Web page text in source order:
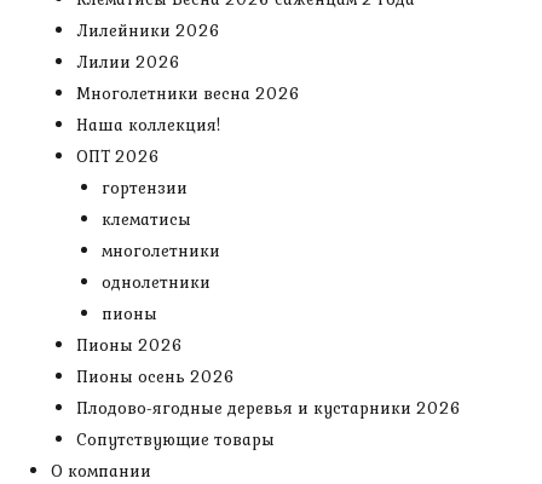
Лилейники 2026
Лилии 2026
Многолетники весна 2026
Наша коллекция!
ОПТ 2026
гортензии
клематисы
многолетники
однолетники
пионы
Пионы 2026
Пионы осень 2026
Плодово-ягодные деревья и кустарники 2026
Сопутствующие товары
О компании